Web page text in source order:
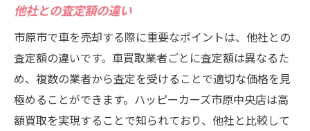
他社との査定額の違い
市原市で車を売却する際に重要なポイントは、他社との
査定額の違いです。車買取業者ごとに査定額は異なるた
め、複数の業者から査定を受けることで適切な価格を見
極めることができます。ハッピーカーズ市原中央店は高
額買取を実現することで知られており、他社と比較して